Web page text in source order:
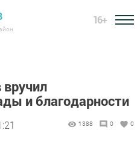
16+
и благодарности
1388 0 0